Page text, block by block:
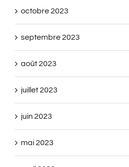
octobre 2023
septembre 2023
août 2023
juillet 2023
juin 2023
mai 2023